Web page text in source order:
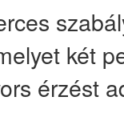
két
érzést